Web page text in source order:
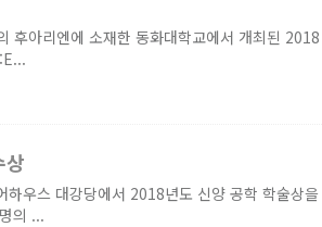
후아리엔에 소재한 동화대학교에서 개최된 2018
상
우스 대강당에서 2018년도 신양 공학 학술상을
의 ...